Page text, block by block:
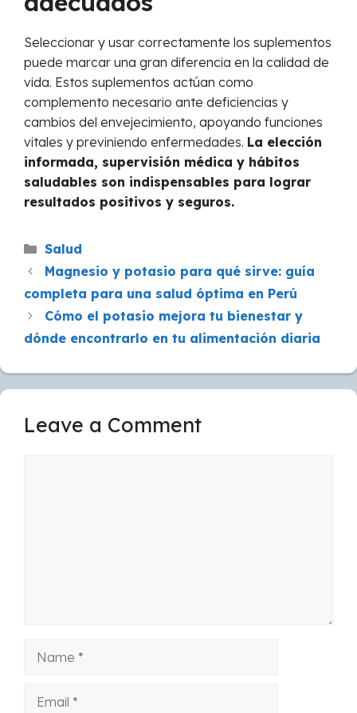
Seleccionar y usar correctamente los suplementos
puede marcar una gran diferencia en la calidad de
vida. Estos suplementos actúan como
complemento necesario ante deficiencias y
cambios del envejecimiento, apoyando funciones
vitales y previniendo enfermedades. La elección
informada, supervisión médica y hábitos
saludables son indispensables para lograr
resultados positivos y seguros.
Categories
Salud
Magnesio y potasio para qué sirve: guía
completa para una salud óptima en Perú
Cómo el potasio mejora tu bienestar y
dónde encontrarlo en tu alimentación diaria
Leave a Comment